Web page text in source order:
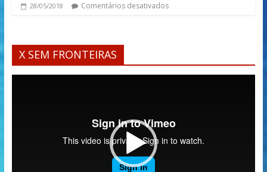
28/05/2018 Comentários desativados
X SEM FRONTEIRAS